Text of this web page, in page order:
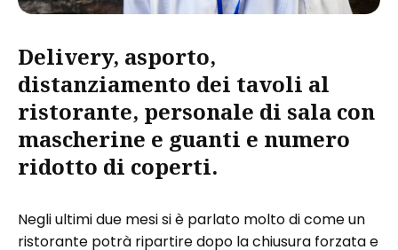
Delivery, asporto,
distanziamento dei tavoli al
ristorante, personale di sala con
mascherine e guanti e numero
ridotto di coperti.
Negli ultimi due mesi si è parlato molto di come un
ristorante potrà ripartire dopo la chiusura forzata e